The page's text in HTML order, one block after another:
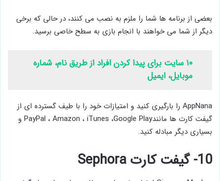
بعضی از برنامه ها شما را ملزم به نصب می کنند، در حالی که برخی
دیگر از شما می خواهند با انجام بازی به سطح خاصی برسید.
۱۰ سایت برای پیدا کردن افراد از طریق نام، شماره
موبایل، ایمیل
AppNana را بارگیری کنید و امتیازات خود را با طیف گسترده ای از
گیفت کارت ها مانندPayPal ، Amazon ، iTunes ،Google Play و
بسیاری دیگر مبادله کنید.
10- گیفت کارت Sephora